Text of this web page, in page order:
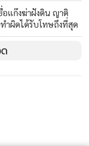
ณพื้นที่ด้านบนของเขต
ทือนและความดังจาก
ฤติกรรมที่เปลี่ยนแปลง
นที่อนุรักษ์และเพิ่ม
แก๊งฆ่าฝังดิน ญาติ
ำผิดได้รับโทษถึงที่สุด